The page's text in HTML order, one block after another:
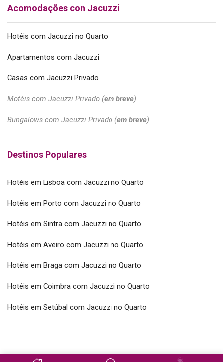
Acomodações con Jacuzzi
Hotéis com Jacuzzi no Quarto
Apartamentos com Jacuzzi
Casas com Jacuzzi Privado
Motéis com Jacuzzi Privado (em breve)
Bungalows com Jacuzzi Privado (em breve)
Destinos Populares
Hotéis em Lisboa com Jacuzzi no Quarto
Hotéis em Porto com Jacuzzi no Quarto
Hotéis em Sintra com Jacuzzi no Quarto
Hotéis em Aveiro com Jacuzzi no Quarto
Hotéis em Braga com Jacuzzi no Quarto
Hotéis em Coimbra com Jacuzzi no Quarto
Hotéis em Setúbal com Jacuzzi no Quarto